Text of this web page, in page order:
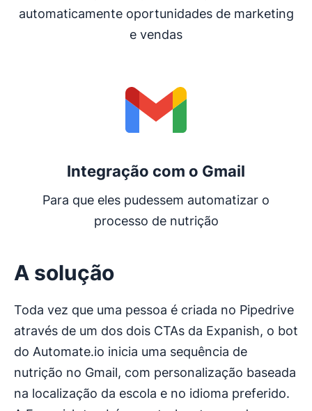
automaticamente oportunidades de marketing
e vendas
Integração com o Gmail
Para que eles pudessem automatizar o
processo de nutrição
A solução
Toda vez que uma pessoa é criada no Pipedrive
através de um dos dois CTAs da Expanish, o bot
do Automate.io inicia uma sequência de
nutrição no Gmail, com personalização baseada
na localização da escola e no idioma preferido.